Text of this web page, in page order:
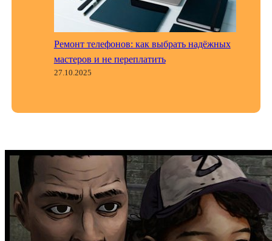
Ремонт телефонов: как выбрать надёжных
мастеров и не переплатить
27.10.2025